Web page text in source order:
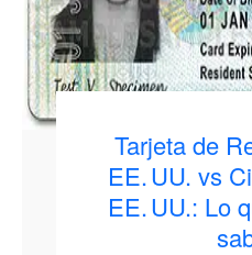
Tarjeta de
EE. UU. vs
EE. UU.: Lo